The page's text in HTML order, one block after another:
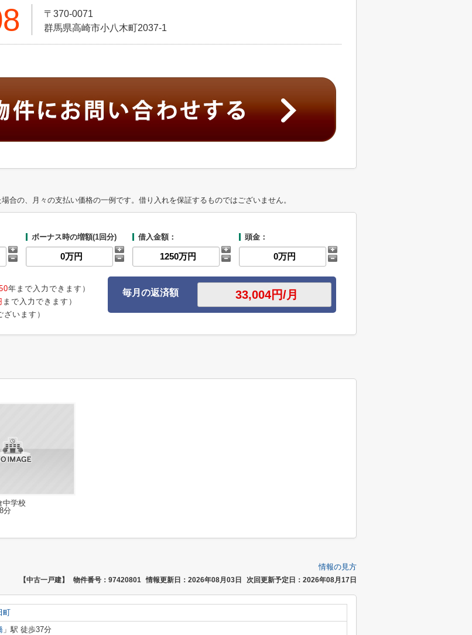
〒370-0071
群馬県高崎市小八木町2037-1
合の、月々の支払い価格の一例です。借り入れを保証するものではございません。
ボーナス時の増額(1回分) 借入金額： 頭金：
年まで入力できます）
まで入力できます）
います）
毎月の返済額
中学校
分
情報の見方
【中古一戸建】 物件番号：97420801 情報更新日：2026年08月03日 次回更新予定日：2026年08月17日
町
」駅 徒歩37分